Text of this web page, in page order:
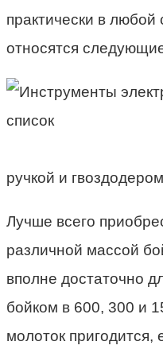
практически в любой
относятся
ручкой и гвоздодером
Лучше всего
различной массой
вполне достаточно
бойком в 600, 300 и
молоток пригодится,